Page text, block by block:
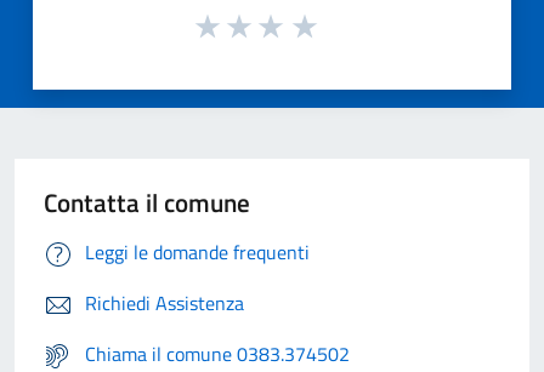
Contatta il comune
Leggi le domande frequenti
Richiedi Assistenza
Chiama il comune 0383.374502